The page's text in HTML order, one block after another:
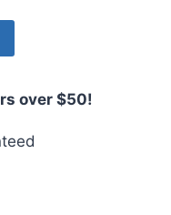
over $50!